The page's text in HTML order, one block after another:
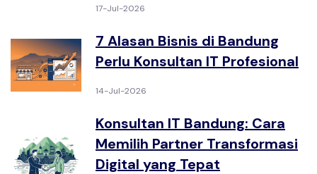
17-Jul-2026
7 Alasan Bisnis di Bandung
Perlu Konsultan IT Profesional
14-Jul-2026
Konsultan IT Bandung: Cara
Memilih Partner Transformasi
Digital yang Tepat